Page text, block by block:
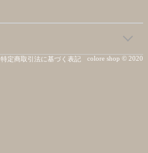
特定商取引法に基づく表記 colore shop © 2020